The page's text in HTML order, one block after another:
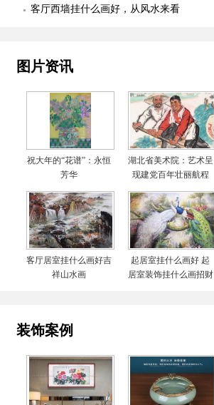
客厅西墙挂什么画好，从风水来看
图片资讯
祝大年的“花谱”：永恒
芳华
湖北省美术院：艺术呈
现建党百年壮丽航程
客厅居室挂什么画好吉
祥山水画
起居室挂什么画好 起
居室装饰挂什么画招财
装饰案例